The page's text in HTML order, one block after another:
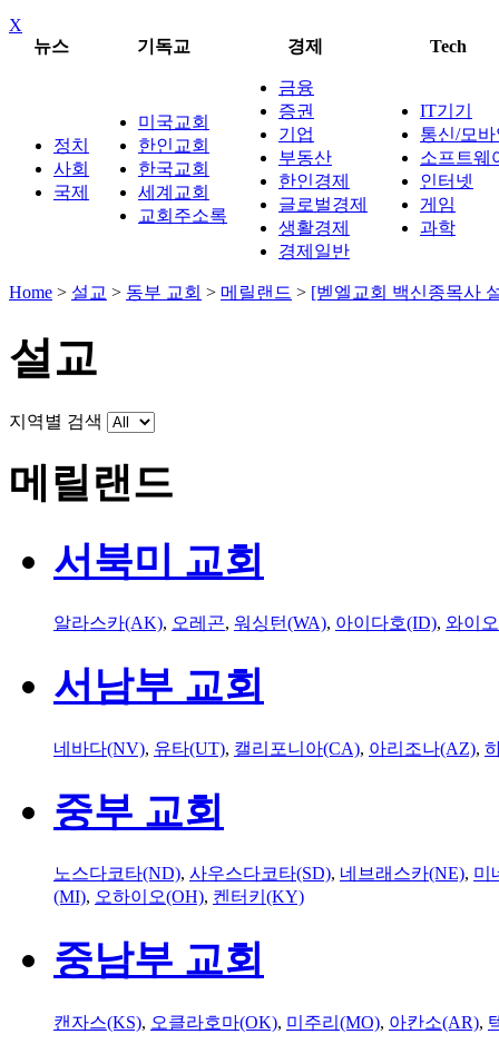
X
뉴스
기독교 경제 Tech
정치
사회
국제
미국교회
한인교회
한국교회
세계교회
교회주소록
금융
증권
기업
부동산
한인경제
글로벌경제
생활경제
경제일반
IT기기
통신/모
소프트웨
인터넷
게임
과학
Home > 설교 > 동부 교회 > 메릴랜드 > [벧엘교회 백신종목사
설교
지역별 검색
메릴랜드
서북미 교회
알라스카(AK), 오레곤, 워싱턴(WA), 아이다호(ID), 와이
서남부 교회
네바다(NV), 유타(UT), 캘리포니아(CA), 아리조나(AZ),
중부 교회
노스다코타(ND), 사우스다코타(SD), 네브래스카(NE), 미
(MI), 오하이오(OH), 켄터키(KY)
중남부 교회
캔자스(KS), 오클라호마(OK), 미주리(MO), 아칸소(AR),